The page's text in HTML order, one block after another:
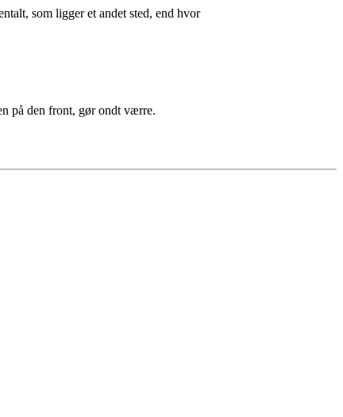
som ligger et andet sted, end hvor
på den front, gør ondt værre.